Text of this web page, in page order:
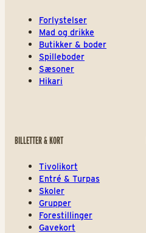
Forlystelser
Mad og drikke
Butikker & boder
Spilleboder
Sæsoner
Hikari
BILLETTER & KORT
Tivolikort
Entré & Turpas
Skoler
Grupper
Forestillinger
Gavekort